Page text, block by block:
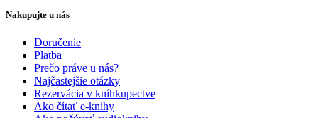
Nakupujte u nás
Doručenie
Platba
Prečo práve u nás?
Najčastejšie otázky
Rezervácia v kníhkupectve
Ako čítať e-knihy